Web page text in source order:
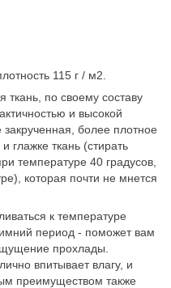
115 г / м2.
ткань, по своему составу
и высокой
более плотное
глажке ткань (стирать
температуре 40 градусов,
которая почти не мнется
к температуре
период - поможет вам
прохлады.
впитывает влагу, и
преимуществом также